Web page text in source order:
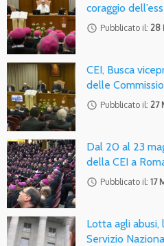
coraggio
access_time Pubblicato il: 28
CEI, Busca
delle
access_time Pubblicato il: 27
Dal 20 al 23
della CEI a
access_time Pubblicato il: 17
Lotta agli abusi,
Servizio